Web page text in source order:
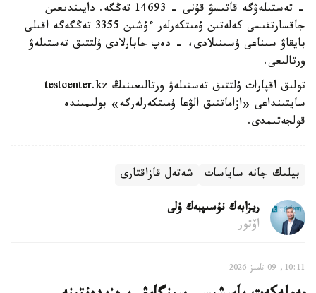
- تەستىلەۋگە قاتىسۋ قۇنى - 14693 تەڭگە. دايىندىعىن
جاقسارتقىسى كەلەتىن ۇمىتكەرلەر ءۇشىن 3355 تەڭگەگە اقىلى
بايقاۋ سىناعى ۇسىنىلادى، - دەپ حابارلادى ۇلتتىق تەستىلەۋ
ورتالىعى.
تولىق اقپارات ۇلتتىق تەستىلەۋ ورتالىعىنىڭ testcenter.kz
سايتىنداعى «ازاماتتىق الۋعا ۇمىتكەرلەرگە» بولىمىندە
قولجەتىمدى.
بيلىك جانە ساياسات شەتەل قازاقتارى
ريزابەك نۇسىپبەك ۇلى
اۆتور
10:11, 09 تامىز 2026